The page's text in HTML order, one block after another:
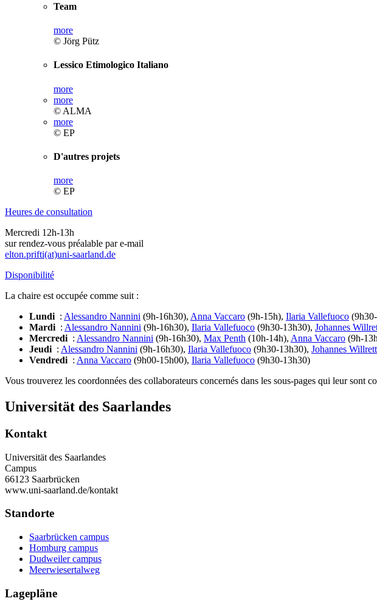
Team
more
© Jörg Pütz
Lessico Etimologico Italiano
more
more
© ALMA
more
© EP
D'autres projets
more
© EP
Heures de consultation
Mercredi 12h-13h
sur rendez-vous préalable par e-mail
elton.prifti(at)uni-saarland.de
Disponibilité
La chaire est occupée comme suit :
Lundi : Alessandro Nannini (9h-16h30), Anna Vaccaro (9h-15h), Ilaria Vallefuoco
Mardi : Alessandro Nannini (9h-16h30), Ilaria Vallefuoco (9h30-13h30), Johannes
Mercredi : Alessandro Nannini (9h-16h30), Max Penth (10h-14h), Anna Vaccaro (9h-
Jeudi : Alessandro Nannini (9h-16h30), Ilaria Vallefuoco (9h30-13h30), Johannes Willrett
Vendredi : Anna Vaccaro (9h00-15h00), Ilaria Vallefuoco (9h30-13h30)
Vous trouverez les coordonnées des collaborateurs concernés dans les sous-pages qui leur sont
Universität des Saarlandes
Kontakt
Universität des Saarlandes
Campus
66123 Saarbrücken
www.uni-saarland.de/kontakt
Standorte
Saarbrücken campus
Homburg campus
Dudweiler campus
Meerwiesertalweg
Lagepläne